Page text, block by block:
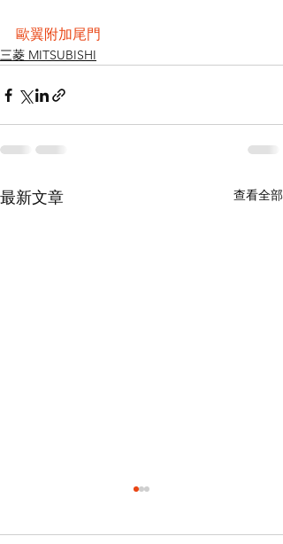
歐翼附加尾門
三菱 MITSUBISHI
最新文章 查看全部